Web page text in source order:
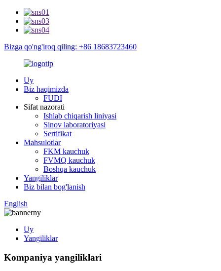
Bizga qo'ng'iroq qiling: +86 18683723460
Uy
Biz haqimizda
FUDI
Sifat nazorati
Ishlab chiqarish liniyasi
Sinov laboratoriyasi
Sertifikat
Mahsulotlar
FKM kauchuk
FVMQ kauchuk
Boshqa kauchuk
Yangiliklar
Biz bilan bog'lanish
English
Uy
Yangiliklar
Kompaniya yangiliklari